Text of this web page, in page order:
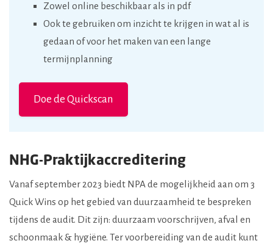
Zowel online beschikbaar als in pdf
Ook te gebruiken om inzicht te krijgen in wat al is
gedaan of voor het maken van een lange
termijnplanning
Doe de Quickscan
NHG-Praktijkaccreditering
Vanaf september 2023 biedt NPA de mogelijkheid aan om 3
Quick Wins op het gebied van duurzaamheid te bespreken
tijdens de audit. Dit zijn: duurzaam voorschrijven, afval en
schoonmaak & hygiëne. Ter voorbereiding van de audit kunt